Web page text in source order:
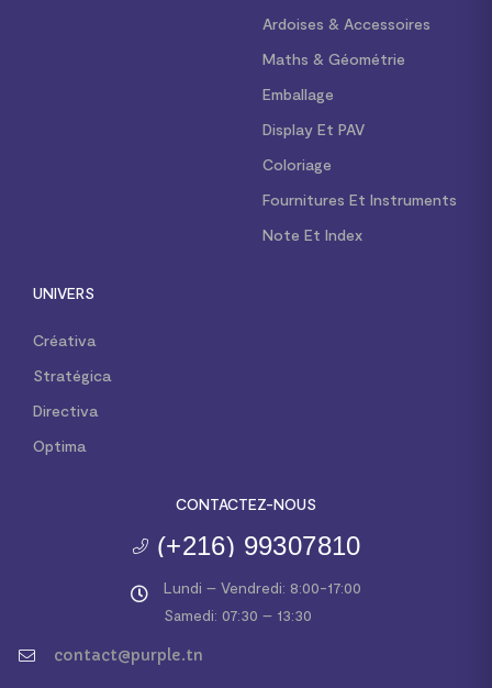
Ardoises & Accessoires
Maths & Géométrie
Emballage
Display Et PAV
Coloriage
Fournitures Et Instruments
Note Et Index
UNIVERS
Créativa
Stratégica
Directiva
Optima
CONTACTEZ-NOUS
(+216) 99307810
Lundi – Vendredi: 8:00-17:00
Samedi: 07:30 – 13:30
contact@purple.tn